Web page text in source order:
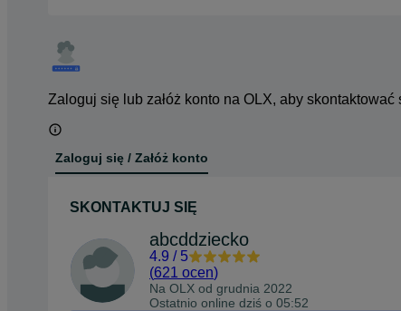
Zaloguj się lub załóż konto na OLX, aby
Zaloguj się / Załóż konto
SKONTAKTUJ SIĘ
abcddziecko
4.9 / 5
(621 ocen)
Na OLX od grudnia 2022
Ostatnio online dziś o 05:52